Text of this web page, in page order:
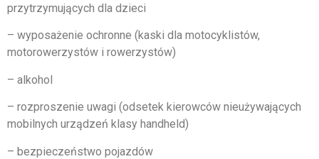
przytrzymujących dla dzieci
– wyposażenie ochronne (kaski dla motocyklistów,
motorowerzystów i rowerzystów)
– alkohol
– rozproszenie uwagi (odsetek kierowców nieużywających
mobilnych urządzeń klasy handheld)
– bezpieczeństwo pojazdów